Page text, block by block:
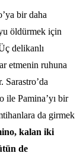
bir daha
öldürmek için
delikanlı
etmenin ruhuna
Sarastro’da
ile Pamina’yı bir
da girmek
kalan iki
de